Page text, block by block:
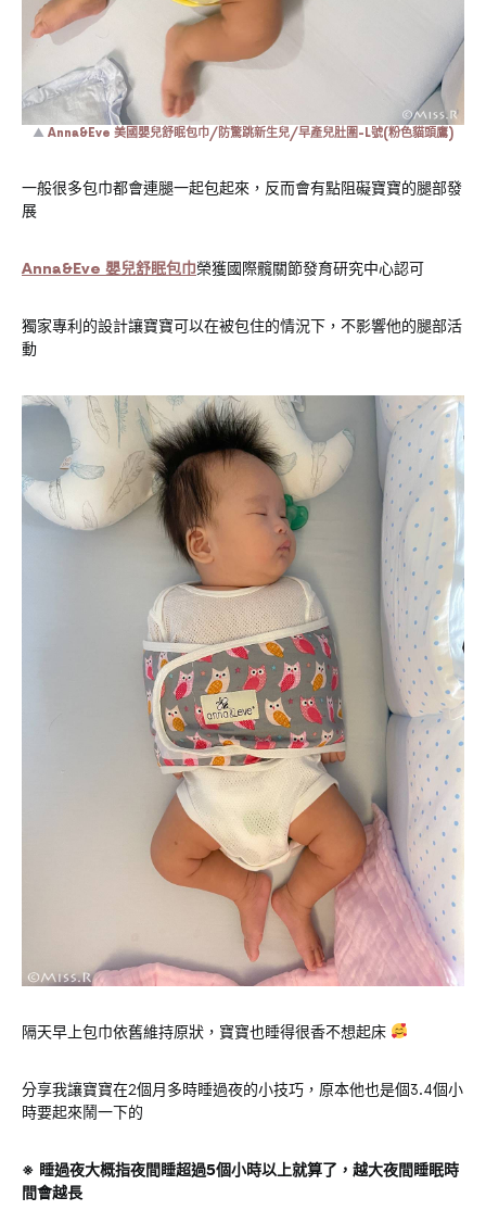
▲ Anna&Eve 美國嬰兒舒眠包巾/防驚跳新生兒/早產兒肚圍-L號(粉色貓頭鷹)
一般很多包巾都會連腿一起包起來，反而會有點阻礙寶寶的腿部發
展
Anna&Eve 嬰兒舒眠包巾榮獲國際髖關節發育研究中心認可
獨家專利的設計讓寶寶可以在被包住的情況下，不影響他的腿部活
動
隔天早上包巾依舊維持原狀，寶寶也睡得很香不想起床
分享我讓寶寶在2個月多時睡過夜的小技巧，原本他也是個3.4個小
時要起來鬧一下的
※ 睡過夜大概指夜間睡超過5個小時以上就算了，越大夜間睡眠時
間會越長